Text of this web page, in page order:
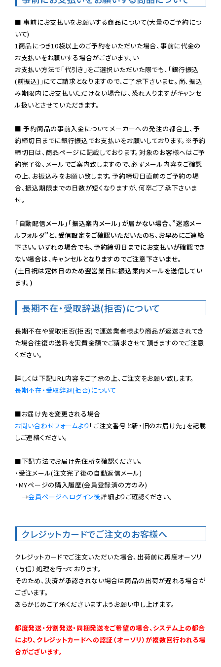
■ 事前にお支払いをお願いする商品について(大量のご予約につ
いて)
1商品につき10袋以上のご予約をいただいた場合、事前に代金の
お支払いをお願いする場合がございます。い
お支払い方法で「代引き」をご選択いただいた際でも、「銀行振込
(前振込)」にてご請求となりますので、ご了承下さいませ。尚、振込
み期限内にお支払いただけない場合は、恐れ入りますがキャンセ
ル扱いとさせていただきます。
■ 予約商品の事前入金についてメーカーへの発注の都合上、予
約締切日までに銀行振込でお支払いをお願いしております。※予約
締切日は、商品ページに記載しております。対象のお客様へはご予
約完了後、メールでご案内致しますので、必ずメール内容をご確認
の上、お振込みをお願い致します。予約締切日直前のご予約の場
合、振込期限までの日数が短くなりますが、何卒ご了承下さいま
せ。
「自動配信メール」「振込案内メール」が届かない場合、”迷惑メー
ルフォルダ”と、受信設定をご確認いただいたのち、お早めにご連絡
下さい。いずれの場合でも、予約締切日までにお支払いが確認でき
ない場合は、キャンセルとなりますのでご注意下さいませ。
(土日祝は定休日のため翌営業日に振込案内メールを送信してい
ます。)
長期不在・受取辞退(拒否)について
長期不在や受取拒否(拒否)で運送業者様より商品が返送されてき
た場合往復の送料を実費金額でご請求させて頂きますのでご注意
ください。
長期不在・受取辞退(拒否)について
お問い合わせフォームより 「ご注文番号と新・旧のお届け先」を記載
しご連絡ください。
■下記方法でお届け先住所を確認ください。
・受注メール(注文完了後の自動返信メール)
・MYページの購入履歴(会員登録済の方のみ)
→会員ページへログイン後詳細よりご確認ください。
クレジットカードでご注文のお客様へ
クレジットカードでご注文いただいた場合、出荷前に再度オーソリ
（与信）処理を行っております。
そのため、決済が承認されない場合は商品の出荷が遅れる場合が
ございます。
あらかじめご了承くださいますようお願い申し上げます。
都度発送・分割発送・同梱発送をご希望の場合、システム上の都合
により、クレジットカードへの認証（オーソリ）が複数回行われる場
合がございます。